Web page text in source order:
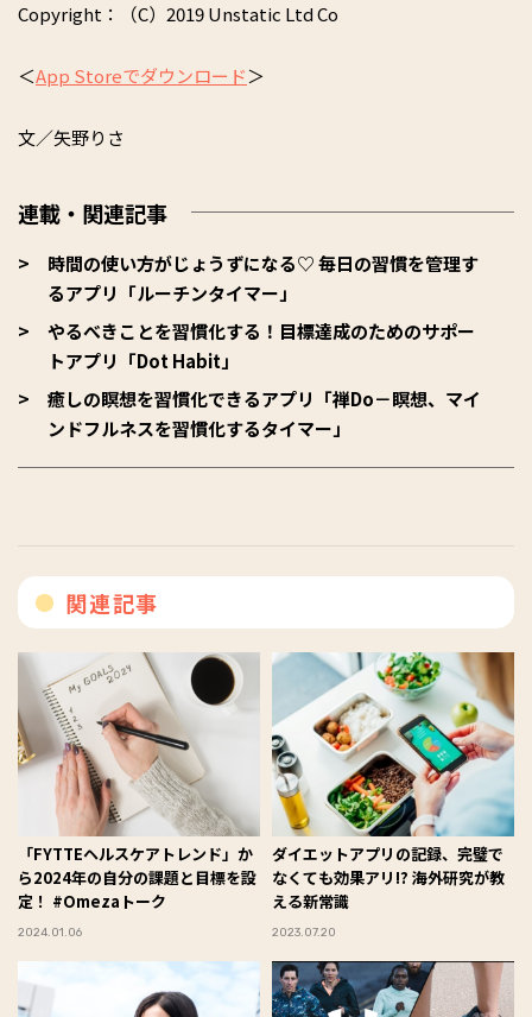
Copyright：（C）2019 Unstatic Ltd Co
＜App Storeでダウンロード＞
文／矢野りさ
連載・関連記事
時間の使い方がじょうずになる♡ 毎日の習慣を管理す
るアプリ「ルーチンタイマー」
やるべきことを習慣化する！目標達成のためのサポー
トアプリ「Dot Habit」
癒しの瞑想を習慣化できるアプリ「禅Do－瞑想、マイ
ンドフルネスを習慣化するタイマー」
関連記事
「FYTTEヘルスケアトレンド」か
ら2024年の自分の課題と目標を設
定！ #Omezaトーク
2024.01.06
ダイエットアプリの記録、完璧で
なくても効果アリ!? 海外研究が教
える新常識
2023.07.20